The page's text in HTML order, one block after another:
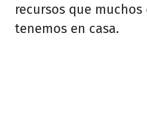
recursos que
tenemos en casa.